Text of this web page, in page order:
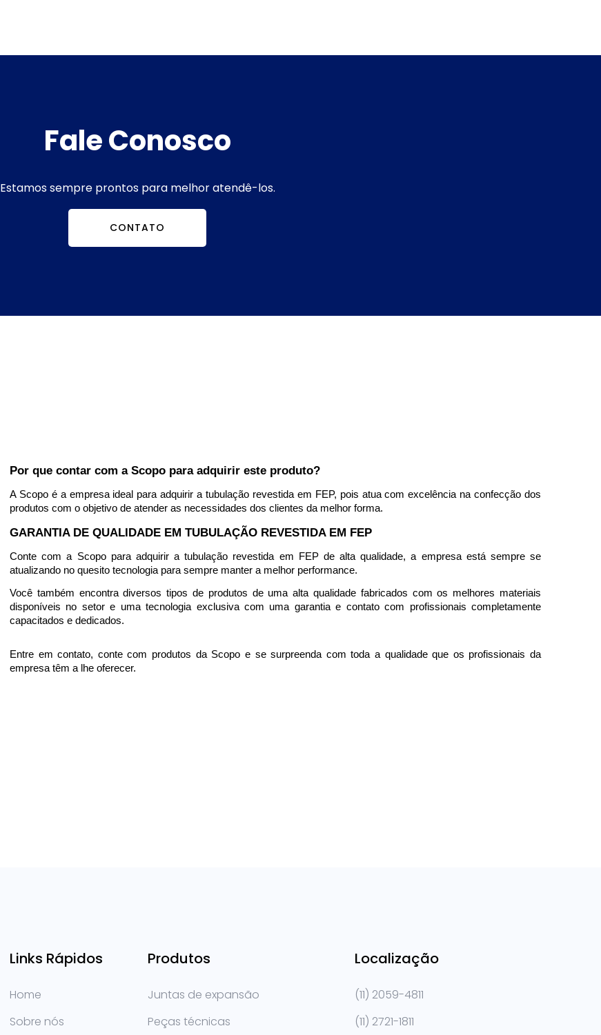
Fale Conosco
Estamos sempre prontos para melhor atendê-los.
CONTATO
Por que contar com a Scopo para adquirir este produto?
A Scopo é a empresa ideal para adquirir a tubulação revestida em FEP, pois atua com excelência na confecção dos
produtos com o objetivo de atender as necessidades dos clientes da melhor forma.
GARANTIA DE QUALIDADE EM TUBULAÇÃO REVESTIDA EM FEP
Conte com a Scopo para adquirir a tubulação revestida em FEP de alta qualidade, a empresa está sempre se
atualizando no quesito tecnologia para sempre manter a melhor performance.
Você também encontra diversos tipos de produtos de uma alta qualidade fabricados com os melhores materiais
disponíveis no setor e uma tecnologia exclusiva com uma garantia e contato com profissionais completamente
capacitados e dedicados.
Entre em contato, conte com produtos da Scopo e se surpreenda com toda a qualidade que os profissionais da
empresa têm a lhe oferecer.
Links Rápidos
Home
Sobre nós
Produtos
Juntas de expansão
Peças técnicas
Localização
(11) 2059-4811
(11) 2721-1811